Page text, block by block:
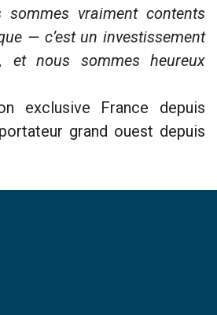
vraiment contents
— c’est un investissement
et nous sommes heureux
exclusive France depuis
grand ouest depuis